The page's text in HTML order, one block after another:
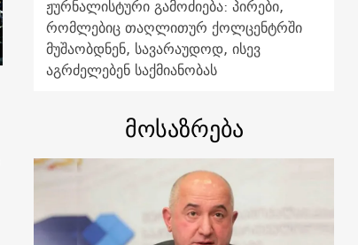
ჟურნალისტური გამოძიება: პირები,
რომლებიც თაღლითურ ქოლცენტრში
მუშაობდნენ, სავარაუდოდ, ისევ
აგრძელებენ საქმიანობას
მოსაზრება